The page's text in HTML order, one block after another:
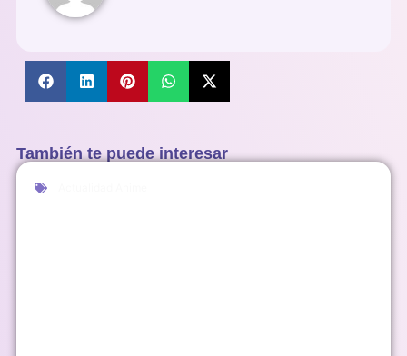
También te puede interesar